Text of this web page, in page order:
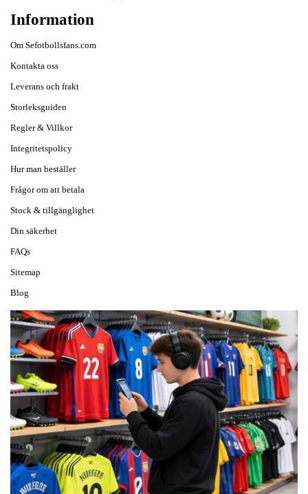
Information
Om Sefotbollsfans.com
Kontakta oss
Leverans och frakt
Storleksguiden
Regler & Villkor
Integritetspolicy
Hur man beställer
Frågor om att betala
Stock & tillgänglighet
Din säkerhet
FAQs
Sitemap
Blog